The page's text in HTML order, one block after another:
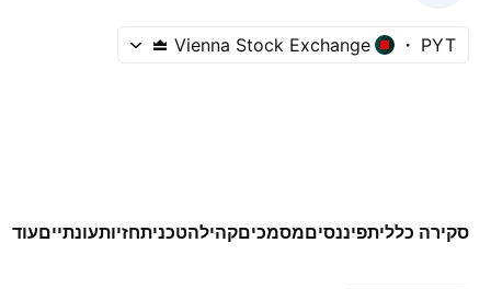
PYT
Vienna Stock Exchange
סקירה כלליתפיננסיםמסמכיםקהילהטכניתחזיותעונתייםעוד